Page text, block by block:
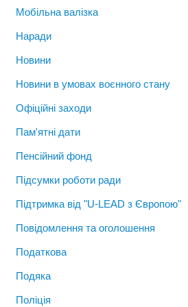
Мобільна валізка
Наради
Новини
Новини в умовах воєнного стану
Офіційні заходи
Пам'ятні дати
Пенсійний фонд
Підсумки роботи ради
Підтримка від "U-LEAD з Європою"
Повідомлення та оголошення
Податкова
Подяка
Поліція